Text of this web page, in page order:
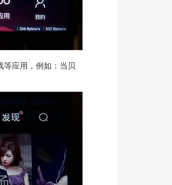
应用，例如：当贝